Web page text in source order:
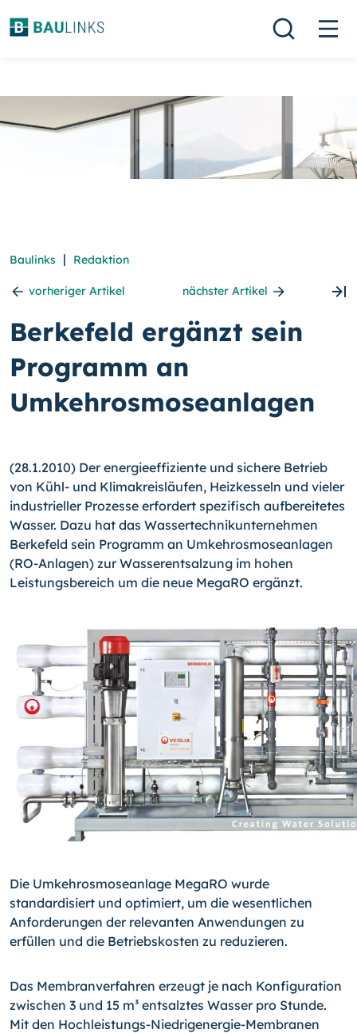
Baulinks | Redaktion
vorheriger Artikel nächster Artikel
Berkefeld ergänzt sein
Programm an
Umkehrosmoseanlagen
(28.1.2010) Der energieeffiziente und sichere Betrieb
von Kühl- und Klimakreisläufen, Heizkesseln und vieler
industrieller Prozesse erfordert spezifisch aufbereitetes
Wasser. Dazu hat das Wassertechnikunternehmen
Berkefeld sein Programm an Umkehrosmose­an­lagen
(RO-Anlagen) zur Wasserentsalzung im hohen
Leistungsbereich um die neue MegaRO ergänzt.
Die Umkehrosmoseanlage MegaRO wurde
standardisiert und optimiert, um die wesent­lichen
Anforderungen der relevanten Anwendungen zu
erfüllen und die Betriebskosten zu reduzieren.
Das Membranverfahren erzeugt je nach Konfiguration
zwischen 3 und 15 m³ ent­salz­tes Wasser pro Stunde.
Mit den Hochleistungs-Niedrigenergie-Membranen